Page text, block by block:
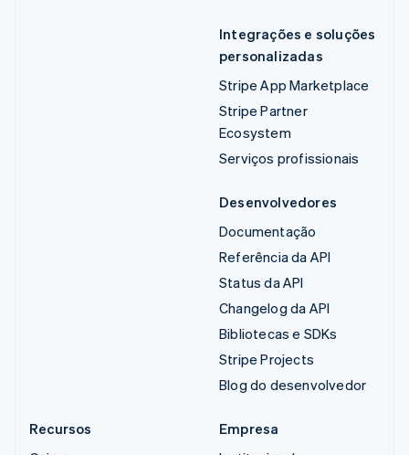
Integrações e soluções
personalizadas
Stripe App Marketplace
Stripe Partner
Ecosystem
Serviços profissionais
Desenvolvedores
Documentação
Referência da API
Status da API
Changelog da API
Bibliotecas e SDKs
Stripe Projects
Blog do desenvolvedor
Recursos
Empresa